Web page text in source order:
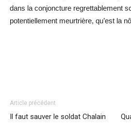
dans la conjoncture regrettablement
potentiellement meurtrière, qu’est la
Article précédent
Il faut sauver le soldat Chalain